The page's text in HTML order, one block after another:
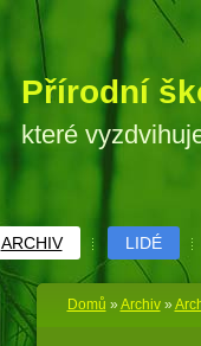
Přírodní
které
ARCHIV LIDÉ
Domů » Archiv»